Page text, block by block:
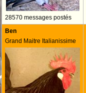
28570 messages postés
Ben
Grand Maitre Italianissime